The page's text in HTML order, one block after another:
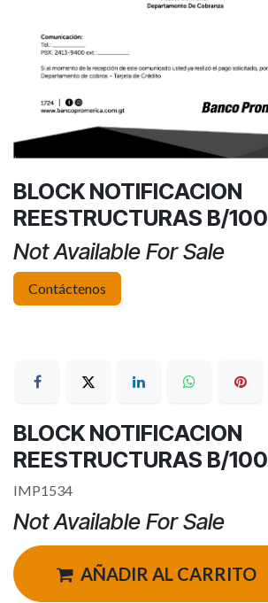
BLOCK NOTIFICACION
REESTRUCTURAS B/100
Not Available For Sale
Contáctenos
BLOCK NOTIFICACION
REESTRUCTURAS B/100
IMP1534
Not Available For Sale
AÑADIR AL CARRITO